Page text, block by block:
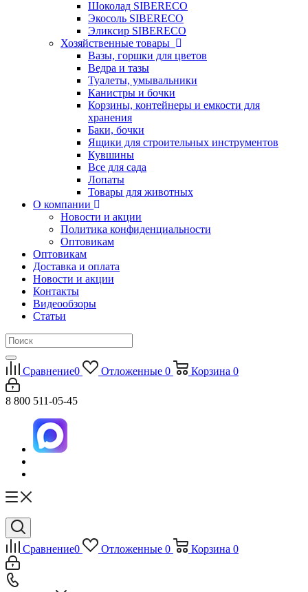
Шоколад SIBERECO
Экосоль SIBERECO
Эликсир SIBERECO
Хозяйственные товары
Вазы, горшки для цветов
Ведра и тазы
Туалеты, умывальники
Канистры и бочки
Корзины, контейнеры и емкости для
хранения
Баки, бочки
Ящики для строительных инструментов
Кувшины
Все для сада
Лопаты
Товары для животных
О компании
Новости и акции
Политика конфиденциальности
Оптовикам
Оптовикам
Доставка и оплата
Новости и акции
Контакты
Видеообзоры
Статьи
Сравнение0 Отложенные 0 Корзина 0
8 800 511-05-45
Сравнение0 Отложенные 0 Корзина 0